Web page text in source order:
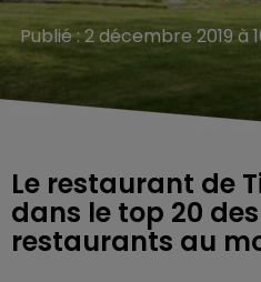
Publié : 2 décembre 2019 à
Le restaurant de
dans le top 20
restaurants au